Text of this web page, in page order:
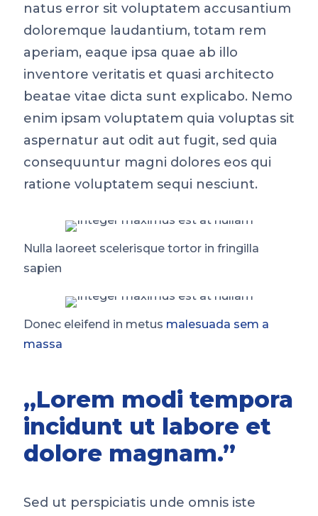
natus error sit voluptatem accusantium
doloremque laudantium, totam rem
aperiam, eaque ipsa quae ab illo
inventore veritatis et quasi architecto
beatae vitae dicta sunt explicabo. Nemo
enim ipsam voluptatem quia voluptas sit
aspernatur aut odit aut fugit, sed quia
consequuntur magni dolores eos qui
ratione voluptatem sequi nesciunt.
Nulla laoreet scelerisque tortor in fringilla
sapien
Donec eleifend in metus malesuada sem a
massa
„Lorem modi tempora
incidunt ut labore et
dolore magnam.”
Sed ut perspiciatis unde omnis iste